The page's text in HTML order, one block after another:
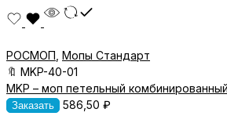
РОСМОП Мопы Стандарт
🔖 MKP-40-01
MKP – моп петельный
Заказать 586,50 ₽